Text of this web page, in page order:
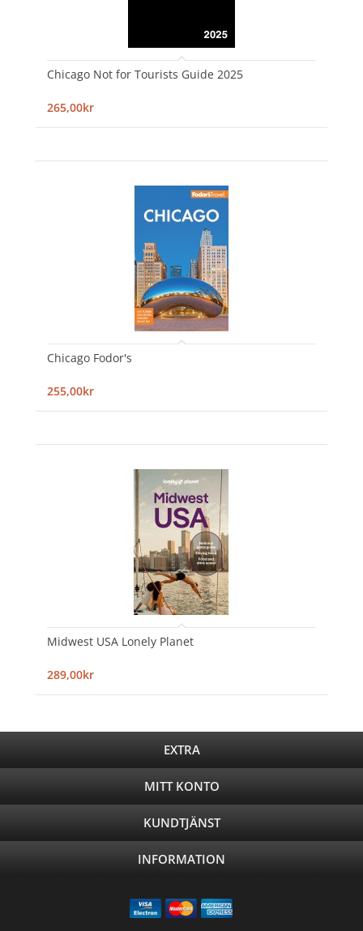
Chicago Not for Tourists Guide 2025
265,00kr
Chicago Fodor's
255,00kr
Midwest USA Lonely Planet
289,00kr
EXTRA
MITT KONTO
KUNDTJÄNST
INFORMATION